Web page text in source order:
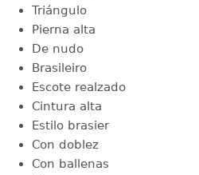
Triángulo
Pierna alta
De nudo
Brasileiro
Escote realzado
Cintura alta
Estilo brasier
Con doblez
Con ballenas